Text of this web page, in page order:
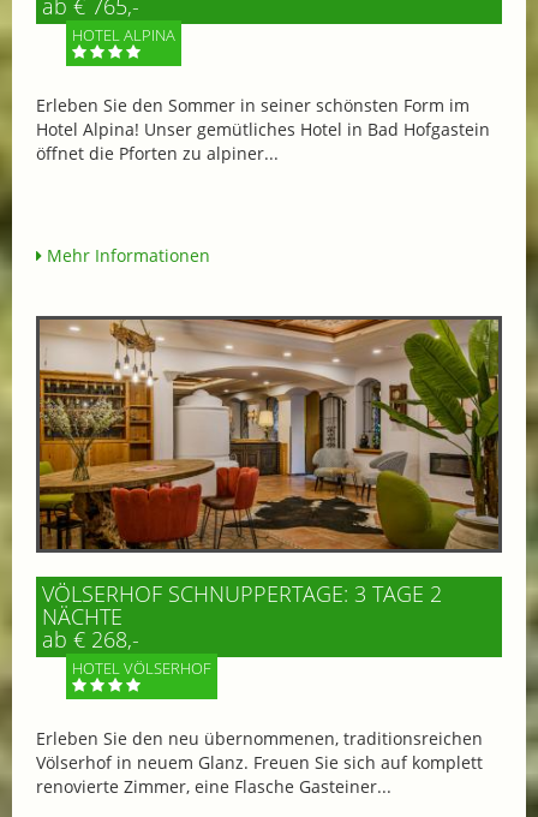
HOTEL ALPINA
Erleben Sie den Sommer in seiner schönsten Form im
Hotel Alpina! Unser gemütliches Hotel in Bad Hofgastein
öffnet die Pforten zu alpiner...
Mehr Informationen
VÖLSERHOF SCHNUPPERTAGE: 3 TAGE 2
NÄCHTE
ab € 268,-
HOTEL VÖLSERHOF
Erleben Sie den neu übernommenen, traditionsreichen
Völserhof in neuem Glanz. Freuen Sie sich auf komplett
renovierte Zimmer, eine Flasche Gasteiner...